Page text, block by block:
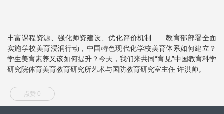
丰富课程资源、强化师资建设、优化评价机制……教育部部署全面
实施学校美育浸润行动，中国特色现代化学校美育体系如何建立？
学生美育素养又该如何提升？今天，我们来共同“育见”中国教育科学
研究院体育美育教育研究所艺术与国防教育研究室主任 许洪帅。
点赞 0